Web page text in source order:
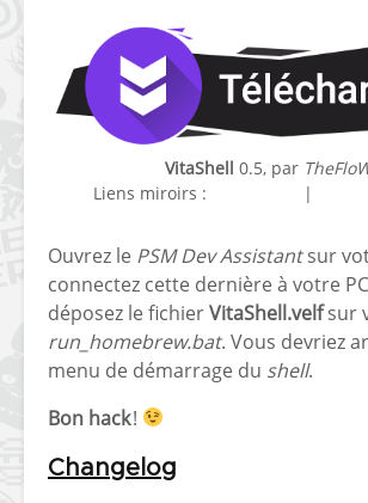
VitaShell 0.5, par
Liens miroirs :
|
Ouvrez le PSM Dev Assistantsur
connectez cette dernière à votre
déposez le fichierVitaShell.velfsur
run_homebrew.bat. Vous devriez
menu de démarrage du shell.
Bon hack!
Changelog
[Vita] La team CBPS
dévoile dans une
vidéo une flopée de
nouveaux projets